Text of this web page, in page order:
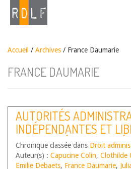
Accueil / Archives / France Daumarie
FRANCE DAUMARIE
AUTORITÉS
INDÉPENDANTES ET
ACTUALITÉS DE L’ANNÉE
Chronique classée dans Droit
Auteur(s) : Capucine Colin, Clothilde
Emilie Debaets, France Daumarie,